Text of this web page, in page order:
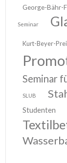
George-Bähr-
Seminar
Kurt-Beyer-
Seminar
SLUB
Studenten